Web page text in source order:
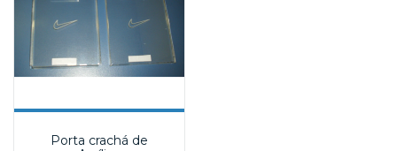
Porta crachá de